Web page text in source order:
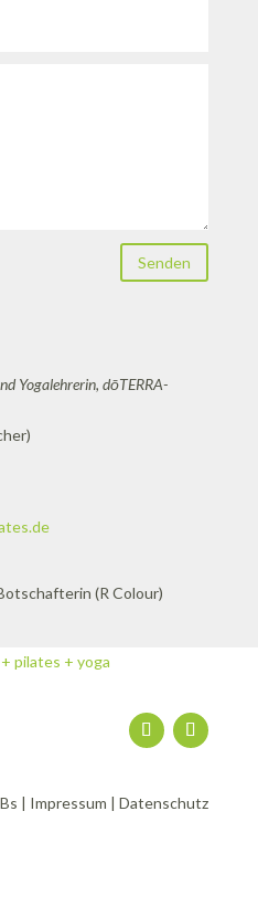
Senden
Yogalehrerin, dōTERRA-
| Impressum |Datenschutz